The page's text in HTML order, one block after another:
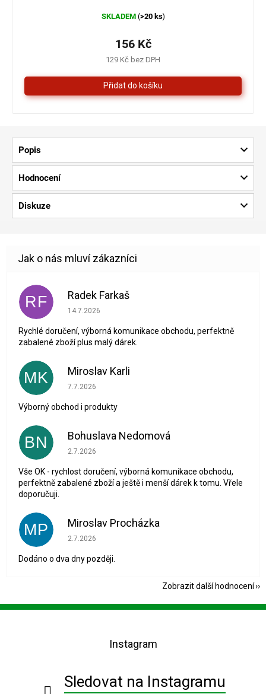
hodnocení
je
4,0
z
5
hvězdiček.
SKLADEM (>20 ks)
129 Kč bez DPH
156 Kč
Popis
Hodnocení
Diskuze
RF Radek Farkaš
Hodnocení obchodu je 5 z 5 hvězdiček.
14.7.2026
Rychlé doručení, výborná komunikace obchodu, perfektně
zabalené zboží plus malý dárek.
MK Miroslav Karli
Hodnocení obchodu je 5 z 5 hvězdiček.
7.7.2026
Výborný obchod i produkty
BN Bohuslava Nedomová
Hodnocení obchodu je 5 z 5 hvězdiček.
2.7.2026
Vše OK - rychlost doručení, výborná komunikace obchodu,
perfektně zabalené zboží a ještě i menší dárek k tomu. Vřele
doporučuji.
MP Miroslav Procházka
Hodnocení obchodu je 1 z 5 hvězdiček.
2.7.2026
Dodáno o dva dny později.
Zobrazit další hodnocení
Z
Instagram
Sledovat na Instagramu